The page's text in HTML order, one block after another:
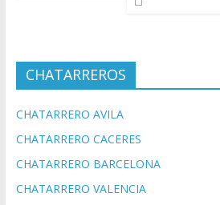
CHATARREROS
CHATARRERO AVILA
CHATARRERO CACERES
CHATARRERO BARCELONA
CHATARRERO VALENCIA